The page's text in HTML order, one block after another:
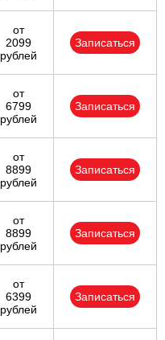
от
2099
рублей
Записаться
от
6799
рублей
Записаться
от
8899
рублей
Записаться
от
8899
рублей
Записаться
от
6399
рублей
Записаться